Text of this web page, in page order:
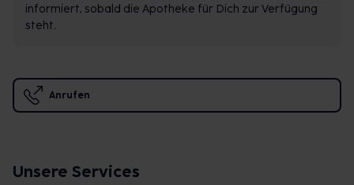
informiert, sobald die Apotheke für Dich zur Verfügung
steht.
Anrufen
Unsere Services